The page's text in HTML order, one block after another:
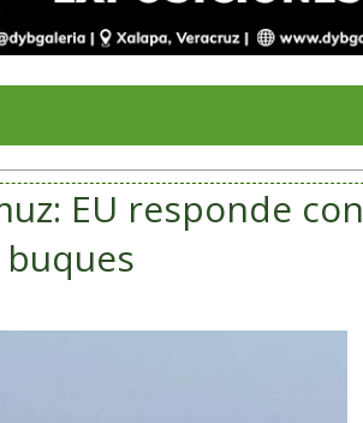
EU responde con